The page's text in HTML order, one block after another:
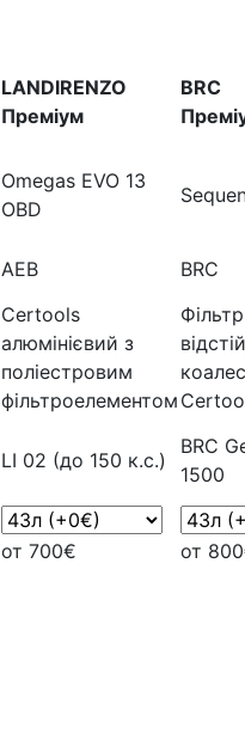
LANDIRENZO
Преміум
BRC
Omegas EVO 13
OBD
AEB BRC
Certools
алюмінієвий з
поліестровим
фільтроелементом
Фільтр
LI 02 (до 150 к.с.)
BRC
1500
от 700€
от